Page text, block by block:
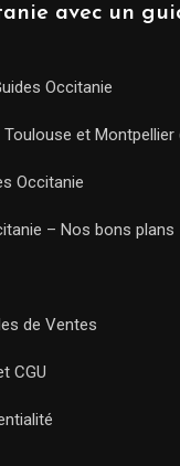
avec un
Occitanie
et
Occitanie
– Nos bons plans
de Ventes
CGU